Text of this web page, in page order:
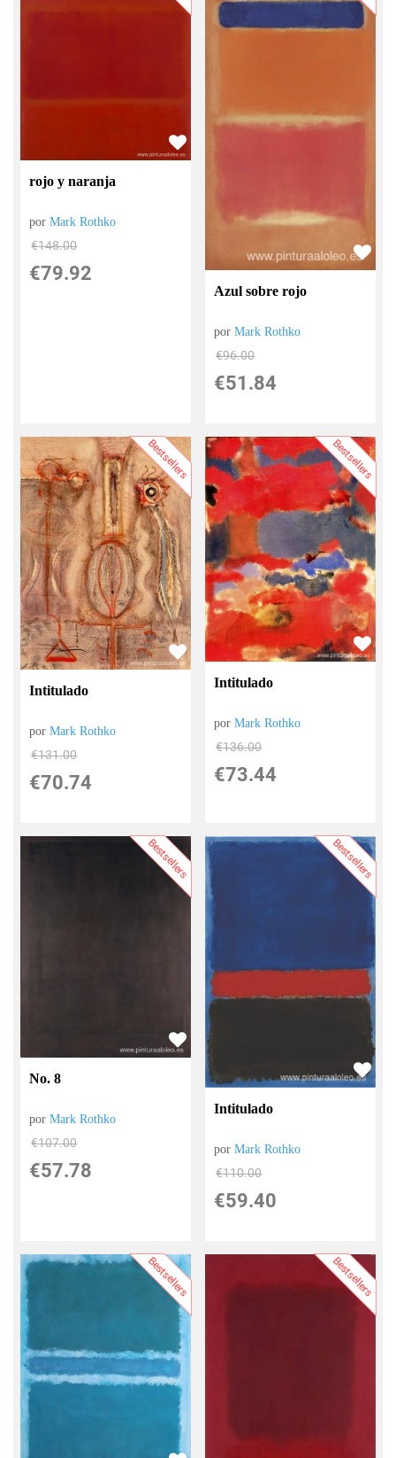
rojo y naranja
porMark Rothko
€148.00
€79.92
Azul sobre rojo
porMark Rothko
€96.00
€51.84
Bestsellers
Intitulado
porMark Rothko
€131.00
€70.74
Bestsellers
Intitulado
porMark Rothko
€136.00
€73.44
Bestsellers
No. 8
porMark Rothko
€107.00
€57.78
Bestsellers
Intitulado
porMark Rothko
€110.00
€59.40
Bestsellers Bestsellers